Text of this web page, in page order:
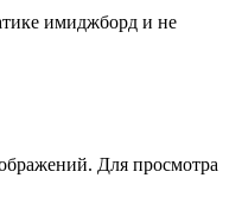
имиджборд и не
Для просмотра